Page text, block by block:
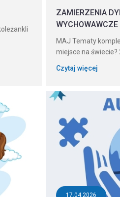
ZAMIERZENIA
MAJ Tematy
miejsce na świecie?
Czytaj więcej
17.04.2026